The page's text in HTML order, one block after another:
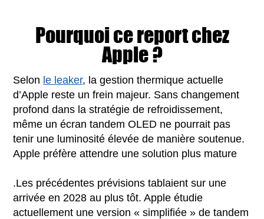
Pourquoi ce report chez
Apple ?
Selon le leaker, la gestion thermique actuelle
d’Apple reste un frein majeur. Sans changement
profond dans la stratégie de refroidissement,
même un écran tandem OLED ne pourrait pas
tenir une luminosité élevée de manière soutenue.
Apple préfère attendre une solution plus mature
.Les précédentes prévisions tablaient sur une
arrivée en 2028 au plus tôt. Apple étudie
actuellement une version « simplifiée » de tandem